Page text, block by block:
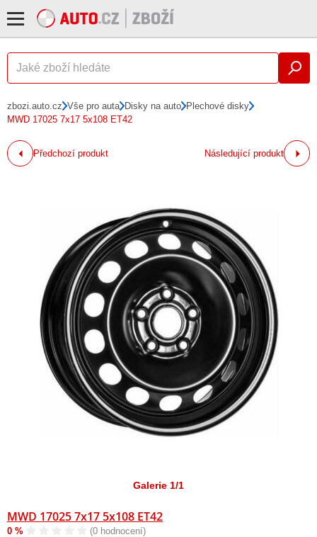
zbozi.auto.cz Vše pro auta Disky na auto Plechové disky
MWD 17025 7x17 5x108 ET42
Předchozí produkt Následující produkt
Galerie 1/1
MWD 17025 7x17 5x108 ET42
0 %
(0 hodnocení)